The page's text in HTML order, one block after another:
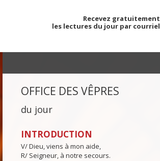
Recevez gratuitement
les lectures du jour par courriel
OFFICE DES VÊPRES
du jour
INTRODUCTION
V/ Dieu, viens à mon aide,
R/ Seigneur, à notre secours.